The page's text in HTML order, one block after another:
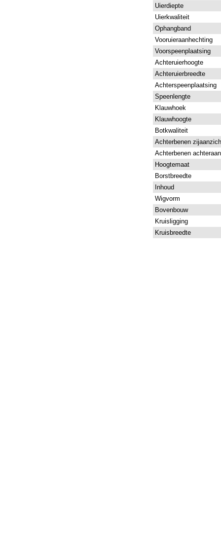
Uierdiepte
Uierkwaliteit
Ophangband
Vooruieraanhechting
Voorspeenplaatsing
Achteruierhoogte
Achteruierbreedte
Achterspeenplaatsing
Speenlengte
Klauwhoek
Klauwhoogte
Botkwaliteit
Achterbenen
Achterbenen
Hoogtemaat
Borstbreedte
Inhoud
Wigvorm
Bovenbouw
Kruisligging
Kruisbreedte